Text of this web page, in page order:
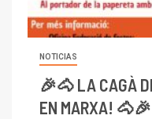
NOTICIAS
🎉🐴 LA CAGÀ
EN MARXA! 🐴🎉